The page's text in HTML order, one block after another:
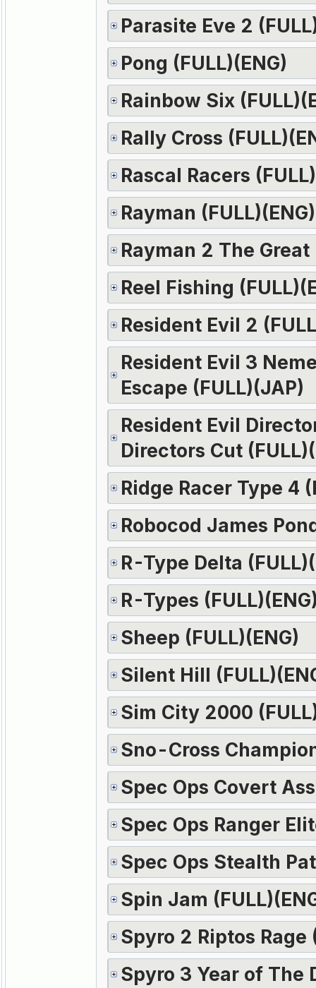
Parasite Eve 2
Pong (FULL)(ENG)
Rainbow Six
Rally Cross
Rascal Racers
Rayman (FULL)(ENG)
Rayman 2 The Great
Reel Fishing
Resident Evil 2
Resident Evil 3
Escape (FULL)(JAP)
Resident Evil
Directors Cut
Ridge Racer Type 4
Robocod James
R-Type Delta
R-Types
Sheep (FULL)(ENG)
Silent Hill
Sim City 2000
Sno-Cross
Spec Ops Covert
Spec Ops Ranger
Spec Ops Stealth
Spin Jam
Spyro 2 Riptos Rage
Spyro 3 Year of The